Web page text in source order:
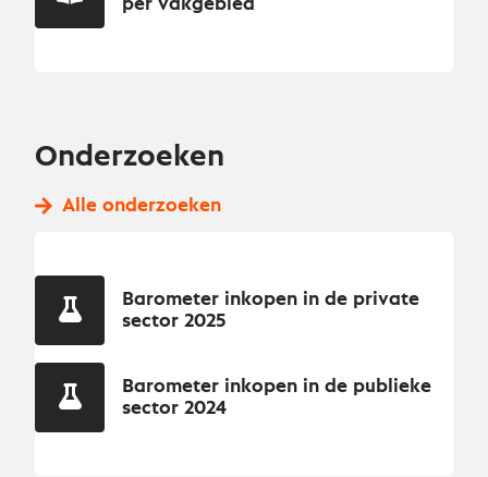
per vakgebied
Onderzoeken
Alle onderzoeken
Barometer inkopen in de private
sector 2025
Barometer inkopen in de publieke
sector 2024